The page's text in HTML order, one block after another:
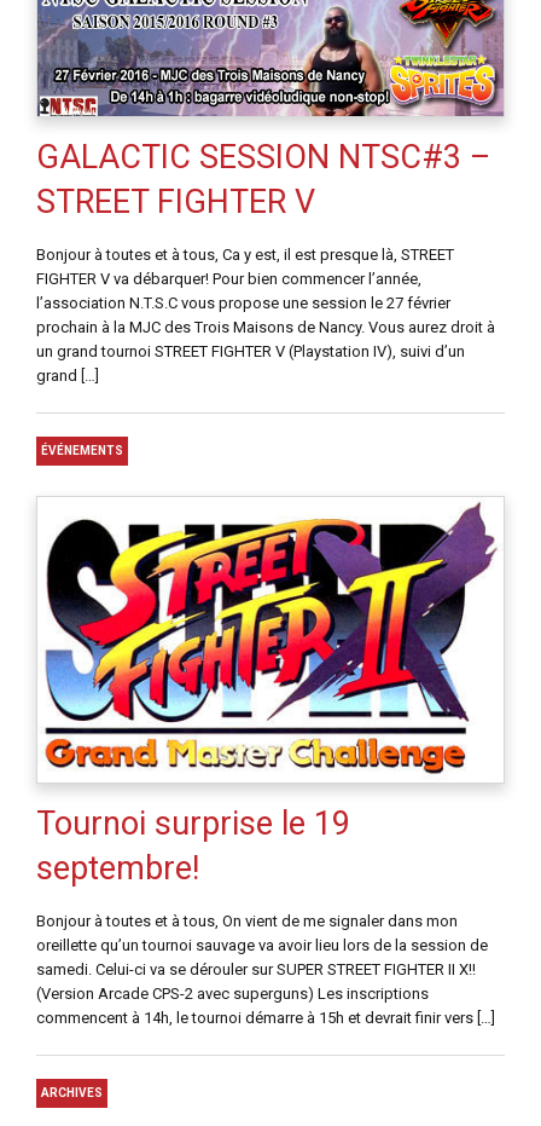
GALACTIC SESSION NTSC#3 –
STREET FIGHTER V
Bonjour à toutes et à tous, Ca y est, il est presque là, STREET
FIGHTER V va débarquer! Pour bien commencer l’année,
l’association N.T.S.C vous propose une session le 27 février
prochain à la MJC des Trois Maisons de Nancy. Vous aurez droit à
un grand tournoi STREET FIGHTER V (Playstation IV), suivi d’un
grand […]
ÉVÉNEMENTS
Tournoi surprise le 19
septembre!
Bonjour à toutes et à tous, On vient de me signaler dans mon
oreillette qu’un tournoi sauvage va avoir lieu lors de la session de
samedi. Celui-ci va se dérouler sur SUPER STREET FIGHTER II X!!
(Version Arcade CPS-2 avec superguns) Les inscriptions
commencent à 14h, le tournoi démarre à 15h et devrait finir vers […]
ARCHIVES